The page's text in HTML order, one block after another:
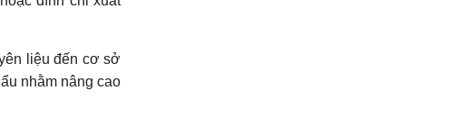
liệu đến cơ sở
nhằm nâng cao